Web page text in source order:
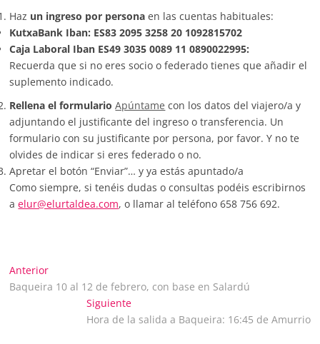
Haz un ingreso por persona en las cuentas habituales:
KutxaBank Iban: ES83 2095 3258 20 1092815702
Caja Laboral Iban ES49 3035 0089 11 0890022995:
Recuerda que si no eres socio o federado tienes que añadir el
suplemento indicado.
Rellena el formulario Apúntame con los datos del viajero/a y
adjuntando el justificante del ingreso o transferencia. Un
formulario con su justificante por persona, por favor. Y no te
olvides de indicar si eres federado o no.
Apretar el botón “Enviar”… y ya estás apuntado/a
Como siempre, si tenéis dudas o consultas podéis escribirnos
aelur@elurtaldea.com, o llamar al teléfono 658 756 692.
Navegación
de
entradas
AnteriorEntrada
anterior:
Baqueira 10 al 12 de febrero, con base en Salardú
SiguienteEntrada
siguiente:
Hora de la salida a Baqueira: 16:45 de Amurrio